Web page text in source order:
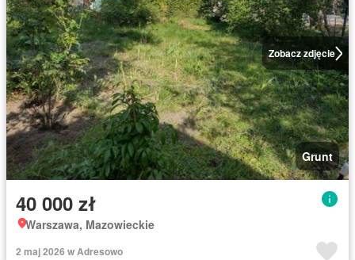
Zobacz zdjęcie
Grunt
40 000 zł
Warszawa, Mazowieckie
2 maj 2026 w Adresowo